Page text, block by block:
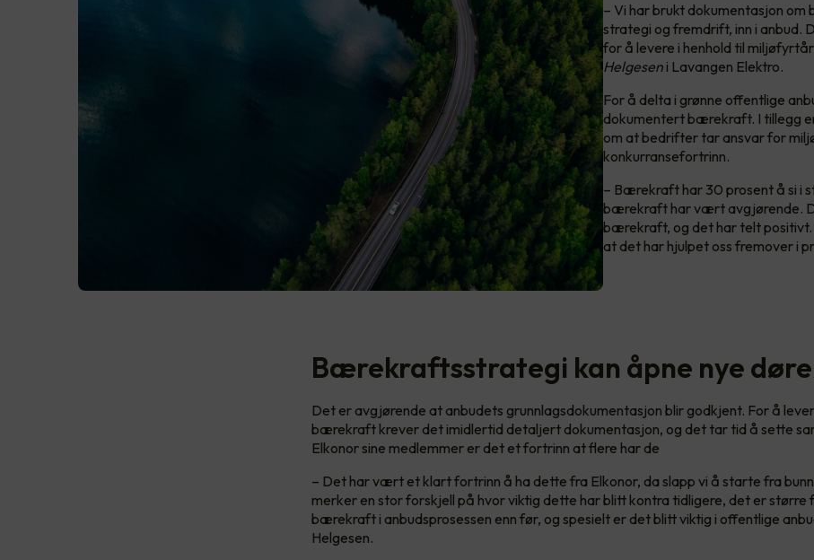
– Vi har brukt dokumentasjon
strategi og fremdrift, inn i anbud.
for å levere i henhold til
Helgesen i Lavangen Elektro.
For å delta i grønne offentlige
dokumentert bærekraft. I tillegg
om at bedrifter tar ansvar for
konkurransefortrinn.
– Bærekraft har 30 prosent å si i
bærekraft har vært avgjørende.
bærekraft, og det har telt
at det har hjulpet oss fremover i
Bærekraftsstrategi kan åpne nye
Det er avgjørende at anbudets grunnlagsdokumentasjon blir godkjent. For å
bærekraft krever det imidlertid detaljert dokumentasjon, og det tar tid å sette
Elkonor sine medlemmer er det et fortrinn at flere har de
– Det har vært et klart fortrinn å ha dette fra Elkonor, da slapp vi å starte fra
merker en stor forskjell på hvor viktig dette har blitt kontra tidligere, det er større
bærekraft i anbudsprosessen enn før, og spesielt er det blitt viktig i offentlige
Helgesen.